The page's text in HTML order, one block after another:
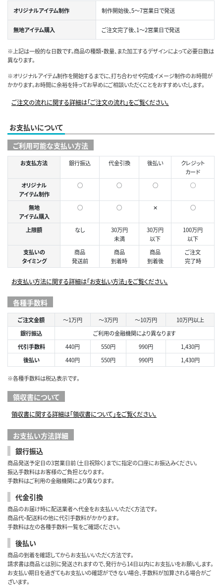
オリジナルアイテム制作 制作開始後、5～7営業日で発送
無地アイテム購入 ご注文完了後、1～2営業日で発送
※上記は一般的な日数です。商品の種類・数量、また加工するデザインによって必要日数は
異なります。
※オリジナルアイテム制作を開始するまでに、打ち合わせや完成イメージ制作のお時間が
かかります。お時間に余裕を持ってお早めにご相談いただくことをおすすめいたします。
ご注文の流れに関する詳細は「ご注文の流れ」をご覧ください。
お支払いについて
ご利用可能な支払い方法
お支払方法 銀行振込 代金引換 後払い
クレジット
カード
オリジナル
アイテム制作
○ ○ ○ ◯
無地
アイテム購入
○ ○ ✕ ○
上限額 なし
30万円
未満
30万円
以下
100万円
以下
支払いの
タイミング
商品
発送前
商品
到着時
商品
到着後
ご注文
完了時
お支払い方法に関する詳細は「お支払い方法」をご覧ください。
各種手数料
ご注文金額 ～1万円 ～3万円 ～10万円
10万円以上
銀行振込
ご利用の金融機関により異なります
代引手数料
440円 550円 990円
1,430円
後払い
440円 550円 990円 1,430円
※各種手数料は税込表示です。
領収書について
領収書に関する詳細は「領収書について」をご覧ください。
お支払い方法詳細
銀行振込
商品発送予定日の3営業日前（土日祝除く）までに指定の口座にお振込みください。
振込手数料はお客様のご負担となります。
手数料はご利用の金融機関により異なります。
代金引換
商品のお届け時に配送業者へ代金をお支払いいただく方法です。
商品代・配送料の他に代引手数料がかかります。
手数料は左の各種手数料一覧をご確認ください。
後払い
商品の到着を確認してからお支払いいただく方法です。
請求書は商品とは別に発送されますので、発行から14日以内にお支払いをお願いします。
お支払い期日を過ぎてもお支払いの確認ができない場合、手数料が加算される場合がご
ざいます。